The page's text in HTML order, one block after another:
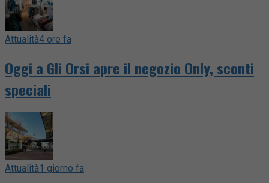
Attualità4 ore fa
Oggi a Gli Orsi apre il negozio Only, sconti
speciali
Attualità1 giorno fa